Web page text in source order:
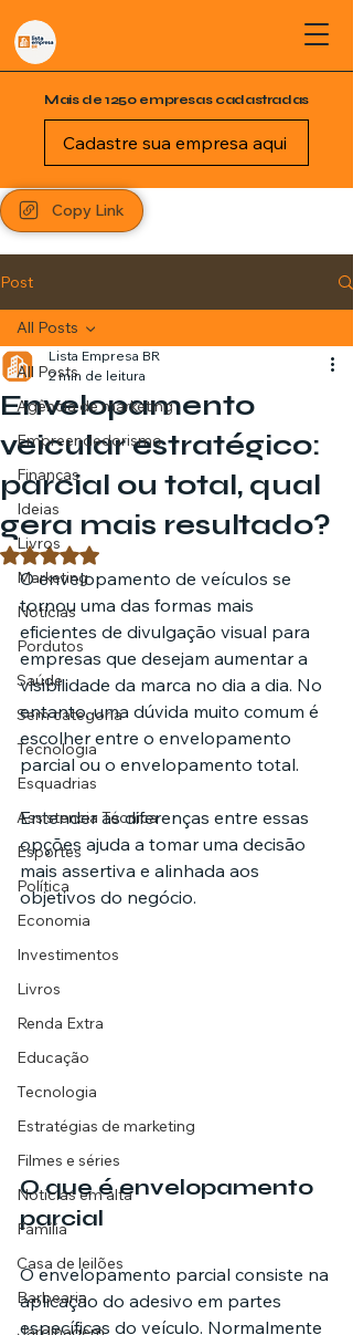
Mais de 1250 empresas cadastradas
Cadastre sua empresa aqui
Copy Link
Post
All Posts
Agência de marketing
Empreendedorismo
Finanças
Ideias
Livros
Marketing
Notícias
Pordutos
Saúde
Sem categoria
Tecnologia
Esquadrias
Assistencia Técnica
Esportes
Política
Economia
Investimentos
Livros
Renda Extra
Educação
Tecnologia
Estratégias de marketing
Filmes e séries
Noticias em alta
Família
Casa de leilões
Barbearia
All Posts
Envelopamento
veicular estratégico:
parcial ou total, qual
gera mais resultado?
Lista Empresa BR
2 min de leitura
Avaliado com NaN de 5 estrelas.
O envelopamento de veículos se
tornou uma das formas mais
eficientes de divulgação visual para
empresas que desejam aumentar a
visibilidade da marca no dia a dia. No
entanto, uma dúvida muito comum é
escolher entre o envelopamento
parcial ou o envelopamento total.
Entender as diferenças entre essas
opções ajuda a tomar uma decisão
mais assertiva e alinhada aos
objetivos do negócio.
O que é envelopamento
parcial
O envelopamento parcial consiste na
aplicação do adesivo em partes
específicas do veículo. Normalmente